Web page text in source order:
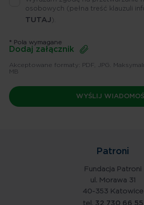
Dodaj załącznik
Akceptowane formaty: PDF, JPG.
MB
osobowych (pełna treść klauzuli
TUTAJ ).
* Pola wymagane
Patroni
Fundacja Patroni
ul. Morawa 31
40-353 Katowice
tel. 32 730 66 55